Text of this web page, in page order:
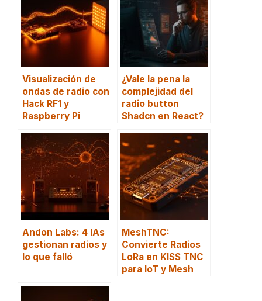
Visualización de
ondas de radio con
Hack RF1 y
Raspberry Pi
¿Vale la pena la
complejidad del
radio button
Shadcn en React?
Andon Labs: 4 IAs
gestionan radios y
lo que falló
MeshTNC:
Convierte Radios
LoRa en KISS TNC
para IoT y Mesh